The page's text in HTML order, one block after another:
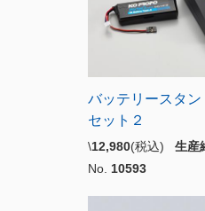
バッテリースタ
セット２
\12,980(税込) 生産
No. 10593